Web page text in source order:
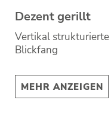
Dezent gerillt
Vertikal
Blickfang
MEHR ANZEIGEN